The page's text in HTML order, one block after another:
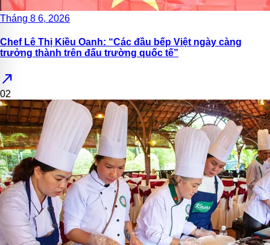
Tháng 8 6, 2026
Chef Lê Thị Kiều Oanh: “Các đầu bếp Việt ngày càng
trưởng thành trên đấu trường quốc tế”
north_east
02